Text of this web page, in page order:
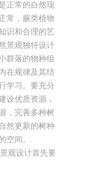
正常的自然现
常，蕨类植物
识和合理的艺
景观独特设计
群落的物种组
在规律及其结
学习。要充分
设优质资源，
，完善多种树
然更新的树种
空间。
观设计首先要